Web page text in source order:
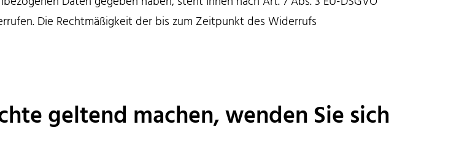
Die Rechtmäßigkeit der bis zum Zeitpunkt des Widerrufs
geltend machen, wenden Sie sich